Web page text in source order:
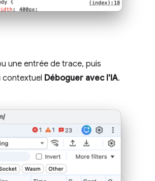
une entrée de trace, puis
contextuel Déboguer avec l'IA.